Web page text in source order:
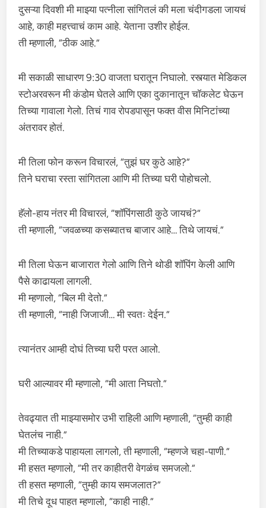
दुसऱ्या दिवशी मी माझ्या पत्नीला सांगितलं की मला चंदीगडला जायचं
आहे, काही महत्त्वाचं काम आहे. येताना उशीर होईल.
ती म्हणाली, “ठीक आहे.”
मी सकाळी साधारण 9:30 वाजता घरातून निघालो. रस्त्यात मेडिकल
स्टोअरवरून मी कंडोम घेतले आणि एका दुकानातून चॉकलेट घेऊन
तिच्या गावाला गेलो. तिचं गाव रोपडपासून फक्त वीस मिनिटांच्या
अंतरावर होतं.
मी तिला फोन करून विचारलं, “तुझं घर कुठे आहे?”
तिने घराचा रस्ता सांगितला आणि मी तिच्या घरी पोहोचलो.
हॅलो-हाय नंतर मी विचारलं, “शॉपिंगसाठी कुठे जायचं?”
ती म्हणाली, “जवळच्या कसब्यातच बाजार आहे… तिथे जायचं.”
मी तिला घेऊन बाजारात गेलो आणि तिने थोडी शॉपिंग केली आणि
पैसे काढायला लागली.
मी म्हणालो, “बिल मी देतो.”
ती म्हणाली, “नाही जिजाजी… मी स्वतः देईन.”
त्यानंतर आम्ही दोघं तिच्या घरी परत आलो.
घरी आल्यावर मी म्हणालो, “मी आता निघतो.”
तेवढ्यात ती माझ्यासमोर उभी राहिली आणि म्हणाली, “तुम्ही काही
घेतलंच नाही.”
मी तिच्याकडे पाहायला लागलो, ती म्हणाली, “म्हणजे चहा-पाणी.”
मी हसत म्हणालो, “मी तर काहीतरी वेगळंच समजलो.”
ती हसत म्हणाली, “तुम्ही काय समजलात?”
मी तिचे दूध पाहत म्हणालो, “काही नाही.”